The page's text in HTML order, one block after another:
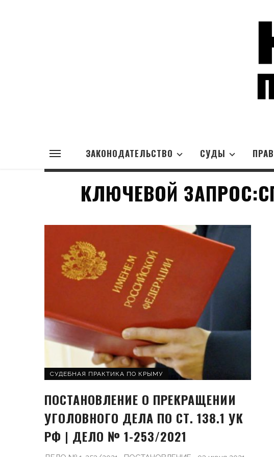
ЗАКОНОДАТЕЛЬСТВО СУДЫ
КЛЮЧЕВОЙ
СУДЕБНАЯ ПРАКТИКА ПО КРЫМУ
ПОСТАНОВЛЕНИЕ О ПРЕКРАЩЕНИИ
УГОЛОВНОГО ДЕЛА ПО СТ. 138.1 УК
РФ | ДЕЛО № 1-253/2021